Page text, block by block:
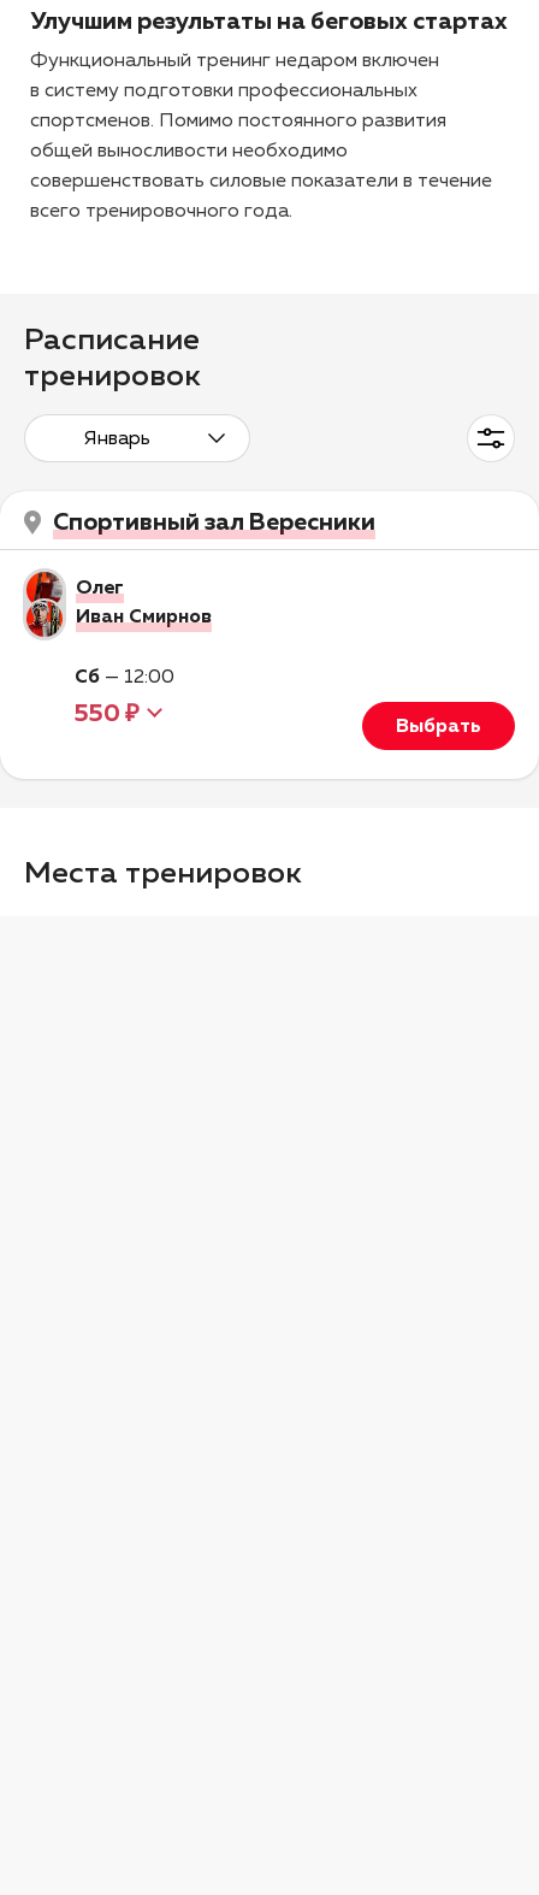
Улучшим результаты на беговых стартах
Функциональный тренинг недаром включен
в систему подготовки профессиональных
спортсменов. Помимо постоянного развития
общей выносливости необходимо
совершенствовать силовые показатели в течение
всего тренировочного года.
Расписание
тренировок
Январь
Спортивный зал Вересники
Олег
Иван Смирнов
Сб — 12:00
550 ₽
Выбрать
Места тренировок